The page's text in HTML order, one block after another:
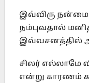
இவ்விரு
நம்புவதால்
இவ்வசனத்தில்
சிலர் எல்லாமே
என்று காரணம்